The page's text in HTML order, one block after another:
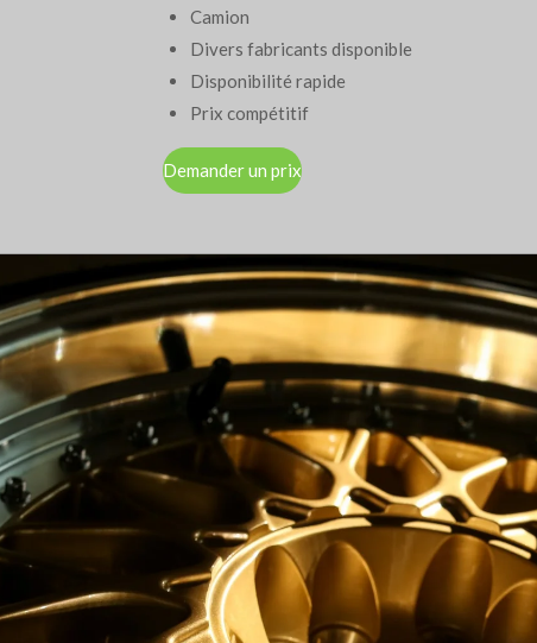
Camion
Divers fabricants disponible
Disponibilité rapide
Prix compétitif
Demander un prix